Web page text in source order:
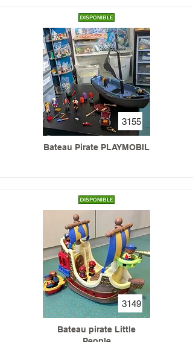
3155
Bateau Pirate PLAYMOBIL
3149
Bateau pirate Little